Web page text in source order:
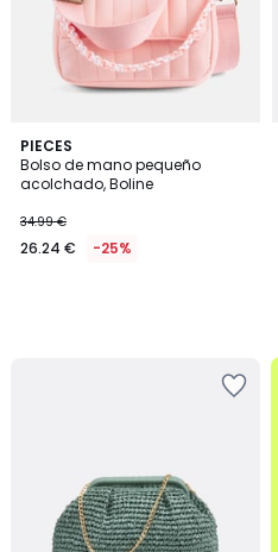
PIECES
Bolso de mano pequeño
acolchado, Boline
34.99 €
26.24 € -25%
.